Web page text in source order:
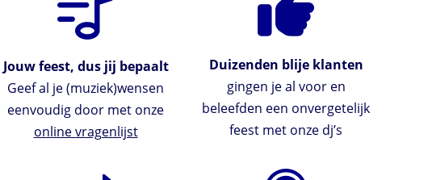
Jouw feest, dus jij bepaalt
Geef al je (muziek)wensen
eenvoudig door met onze
online vragenlijst
Duizenden blije klanten
gingen je al voor en
beleefden een onvergetelijk
feest met onze dj’s